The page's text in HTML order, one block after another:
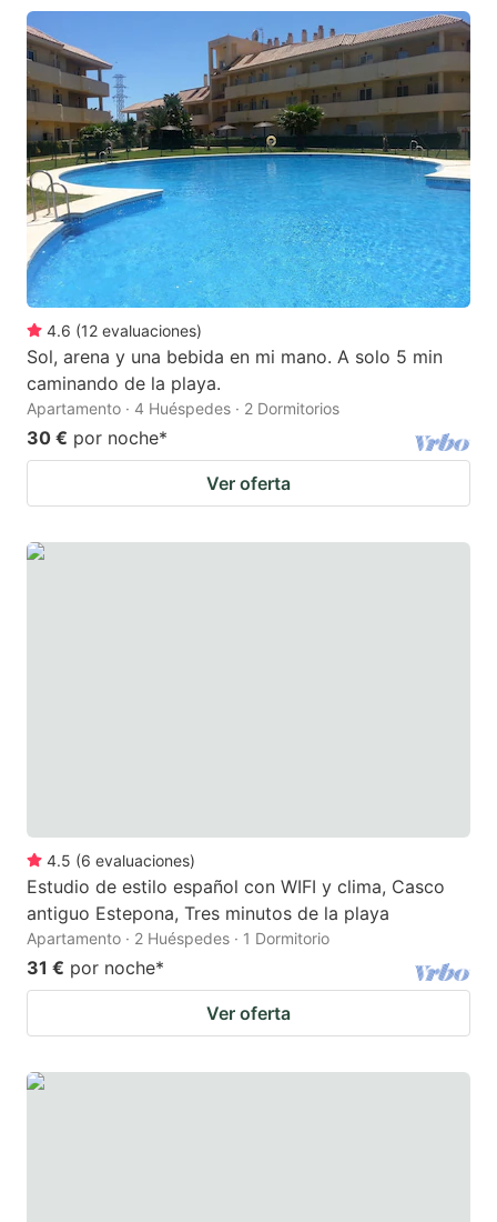
4.6 (12 evaluaciones)
Sol, arena y una bebida en mi mano. A solo 5 min
caminando de la playa.
Apartamento · 4 Huéspedes · 2 Dormitorios
30 € por noche*
Ver oferta
4.5 (6 evaluaciones)
Estudio de estilo español con WIFI y clima, Casco
antiguo Estepona, Tres minutos de la playa
Apartamento · 2 Huéspedes · 1 Dormitorio
31 € por noche*
Ver oferta